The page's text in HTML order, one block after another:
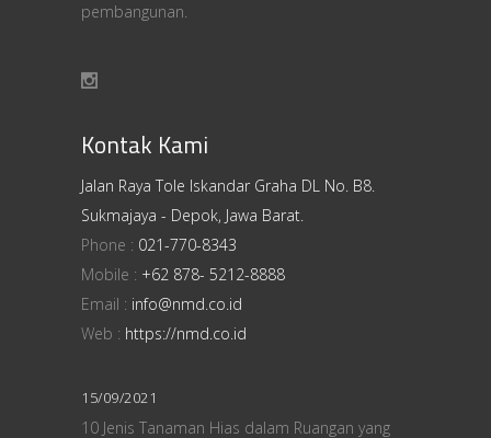
pembangunan.
Kontak Kami
Jalan Raya Tole Iskandar Graha DL No. B8.
Sukmajaya - Depok, Jawa Barat.
Phone : 021-770-8343
Mobile : +62 878- 5212-8888
Email : info@nmd.co.id
Web : https://nmd.co.id
15/09/2021
10 Jenis Tanaman Hias dalam Ruangan yang